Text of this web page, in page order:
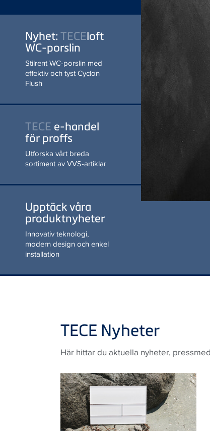
Flush
LÄS MER
TECEe-handel
Utforska vårt breda
sortiment av VVS-artiklar
Upptäck våra
Innovativ teknologi,
modern design och enkel
installation
Här hittar du aktuella nyheter,